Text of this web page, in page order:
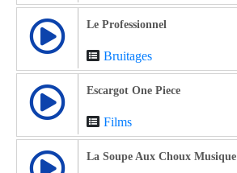
Le Professionnel
Bruitages
Escargot One Piece
Films
La Soupe Aux Choux Musique